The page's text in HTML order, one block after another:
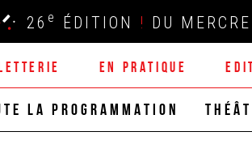
26 e ÉDITION ! DU
EN PRATIQUE
LA PROGRAMMATION